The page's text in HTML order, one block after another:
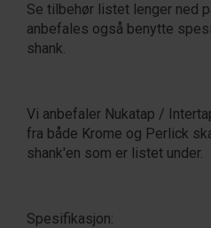
Se tilbehør listet lenger ned
anbefales også benytte
shank.
Vi anbefaler Nukatap /
fra både Krome og Perlick
shank'en som er listet under.
Spesifikasjon: